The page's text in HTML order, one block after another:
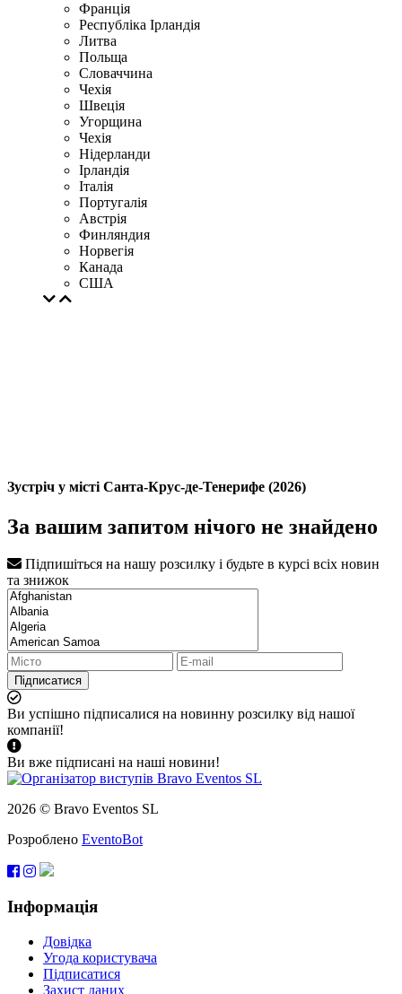
Франція
Республіка Ірландія
Литва
Польща
Словаччина
Чехія
Швецiя
Угорщина
Чехія
Нідерланди
Iрландія
Iталiя
Португалія
Австрія
Финляндия
Норвегія
Канада
США
Зустріч у місті Санта-Крус-де-Тенерифе (2026)
За вашим запитом нічого не знайдено
Підпишіться на нашу розсилку і будьте в курсі всіх новин
та знижок
Підписатися
Ви успішно підписалися на новинну розсилку від нашої
компанії!
Ви вже підписані на наші новини!
2026 © Bravo Eventos SL
Розроблено EventoBot
Інформація
Довідка
Угода користувача
Підписатися
Захист даних